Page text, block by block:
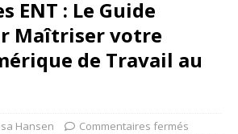
ENT : Le Guide
Maîtriser votre
de Travail au
Hansen Commentaires fermés